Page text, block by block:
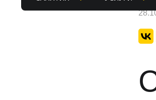
Все услуги